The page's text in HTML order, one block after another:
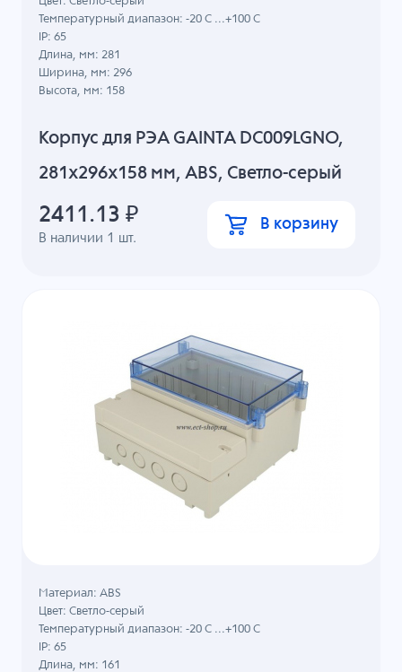
Корпус для РЭА GAINTA DC009LGNO,
281x296x158 мм, ABS, Светло-серый
В наличии 1 шт.
Температурный диапазон: -20 C ...+100 C
IP: 65
Длина, мм: 281
Ширина, мм: 296
Высота, мм: 158
2411.13 ₽ В корзину
Материал: ABS
Цвет: Светло-серый
Температурный диапазон: -20 C ...+100 C
IP: 65
Длина, мм: 161